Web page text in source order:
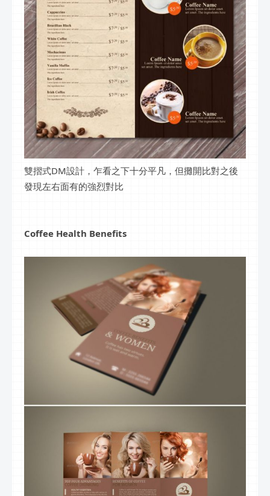
雙摺式DM設計，乍看之下十分平凡，但攤開比對之後
發現左右面有的強烈對比
Coffee Health Benefits